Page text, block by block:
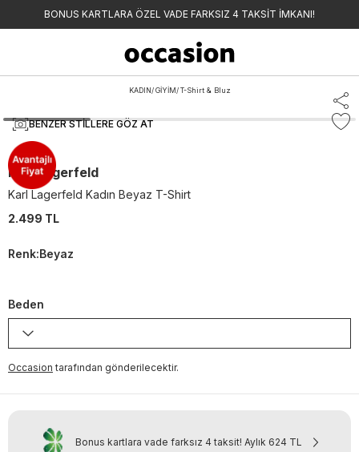
BONUS KARTLARA ÖZEL VADE FARKSIZ 4 TAKSİT İMKANI!
KADIN/ GİYİM/ T-Shirt & Bluz
BENZER STILLERE GÖZ AT
Karl Lagerfeld
Karl Lagerfeld Kadın Beyaz T-Shirt
2.499 TL
Renk:Beyaz
Beden
Occasion tarafından gönderilecektir.
Bonus kartlara vade farksız 4 taksit! Aylık 624 TL